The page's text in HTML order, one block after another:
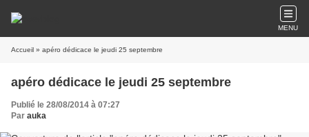
MENU
Accueil » apéro dédicace le jeudi 25 septembre
apéro dédicace le jeudi 25 septembre
Publié le 28/08/2014 à 07:27
Par auka